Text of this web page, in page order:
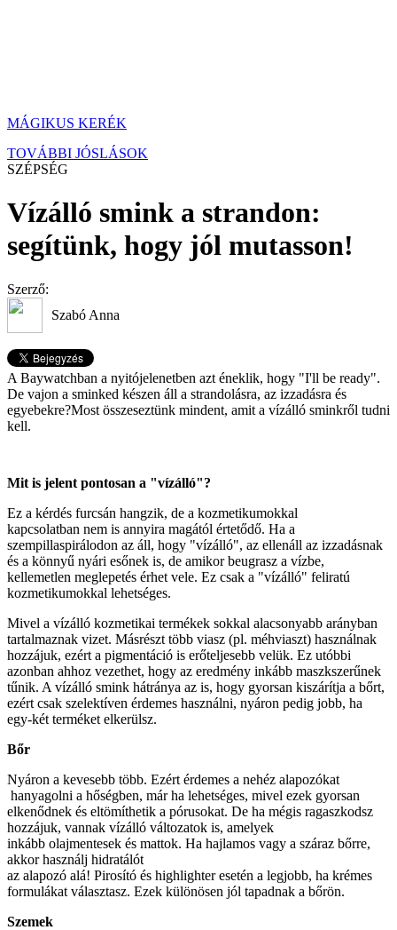
MÁGIKUS KERÉK
TOVÁBBI JÓSLÁSOK
SZÉPSÉG
Vízálló smink a strandon:
segítünk, hogy jól mutasson!
Szerző:
Szabó Anna
A Baywatchban a nyitójelenetben azt éneklik, hogy "I'll be ready".
De vajon a sminked készen áll a strandolásra, az izzadásra és
egyebekre?Most összeseztünk mindent, amit a vízálló sminkről tudni
kell.
Mit is jelent pontosan a "vízálló"?
Ez a kérdés furcsán hangzik, de a kozmetikumokkal
kapcsolatban nem is annyira magától értetődő. Ha a
szempillaspirálodon az áll, hogy "vízálló", az ellenáll az izzadásnak
és a könnyű nyári esőnek is, de amikor beugrasz a vízbe,
kellemetlen meglepetés érhet vele. Ez csak a "vízálló" feliratú
kozmetikumokkal lehetséges.
Mivel a vízálló kozmetikai termékek sokkal alacsonyabb arányban
tartalmaznak vizet. Másrészt több viasz (pl. méhviaszt) használnak
hozzájuk, ezért a pigmentáció is erőteljesebb velük. Ez utóbbi
azonban ahhoz vezethet, hogy az eredmény inkább maszkszerűnek
tűnik. A vízálló smink hátránya az is, hogy gyorsan kiszárítja a bőrt,
ezért csak szelektíven érdemes használni, nyáron pedig jobb, ha
egy-két terméket elkerülsz.
Bőr
Nyáron a kevesebb több. Ezért érdemes a nehéz alapozókat
hanyagolni a hőségben, már ha lehetséges, mivel ezek gyorsan
elkenődnek és eltömíthetik a pórusokat. De ha mégis ragaszkodsz
hozzájuk, vannak vízálló változatok is, amelyek
inkább olajmentesek és mattok. Ha hajlamos vagy a száraz bőrre,
akkor használj hidratálót
az alapozó alá! Pirosító és highlighter esetén a legjobb, ha krémes
formulákat választasz. Ezek különösen jól tapadnak a bőrön.
Szemek